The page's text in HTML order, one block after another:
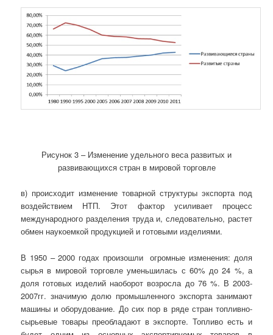
Рисунок 3 – Изменение удельного веса развитых и
развивающихся стран в мировой торговле
в) происходит изменение товарной структуры экспорта под
воздействием НТП. Этот фактор усиливает процесс
международного разделения труда и, следовательно, растет
обмен наукоемкой продукцией и готовыми изделиями.
В 1950 – 2000 годах произошли огромные изменения: доля
сырья в мировой торговле уменьшилась с 60% до 24 %, а
доля готовых изделий наоборот возросла до 76 %. В 2003-
2007гг. значимую долю промышленного экспорта занимают
машины и оборудование. До сих пор в ряде стран топливно-
сырьевые товары преобладают в экспорте. Топливо есть и